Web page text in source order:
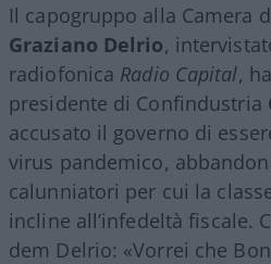
Il capogruppo alla Camera
Graziano Delrio,
radiofonica Radio Capital,
presidente di Confindustria
accusato il governo di
virus pandemico,
calunniatori per cui la
incline all’infedeltà fiscale.
dem Delrio: «Vorrei che